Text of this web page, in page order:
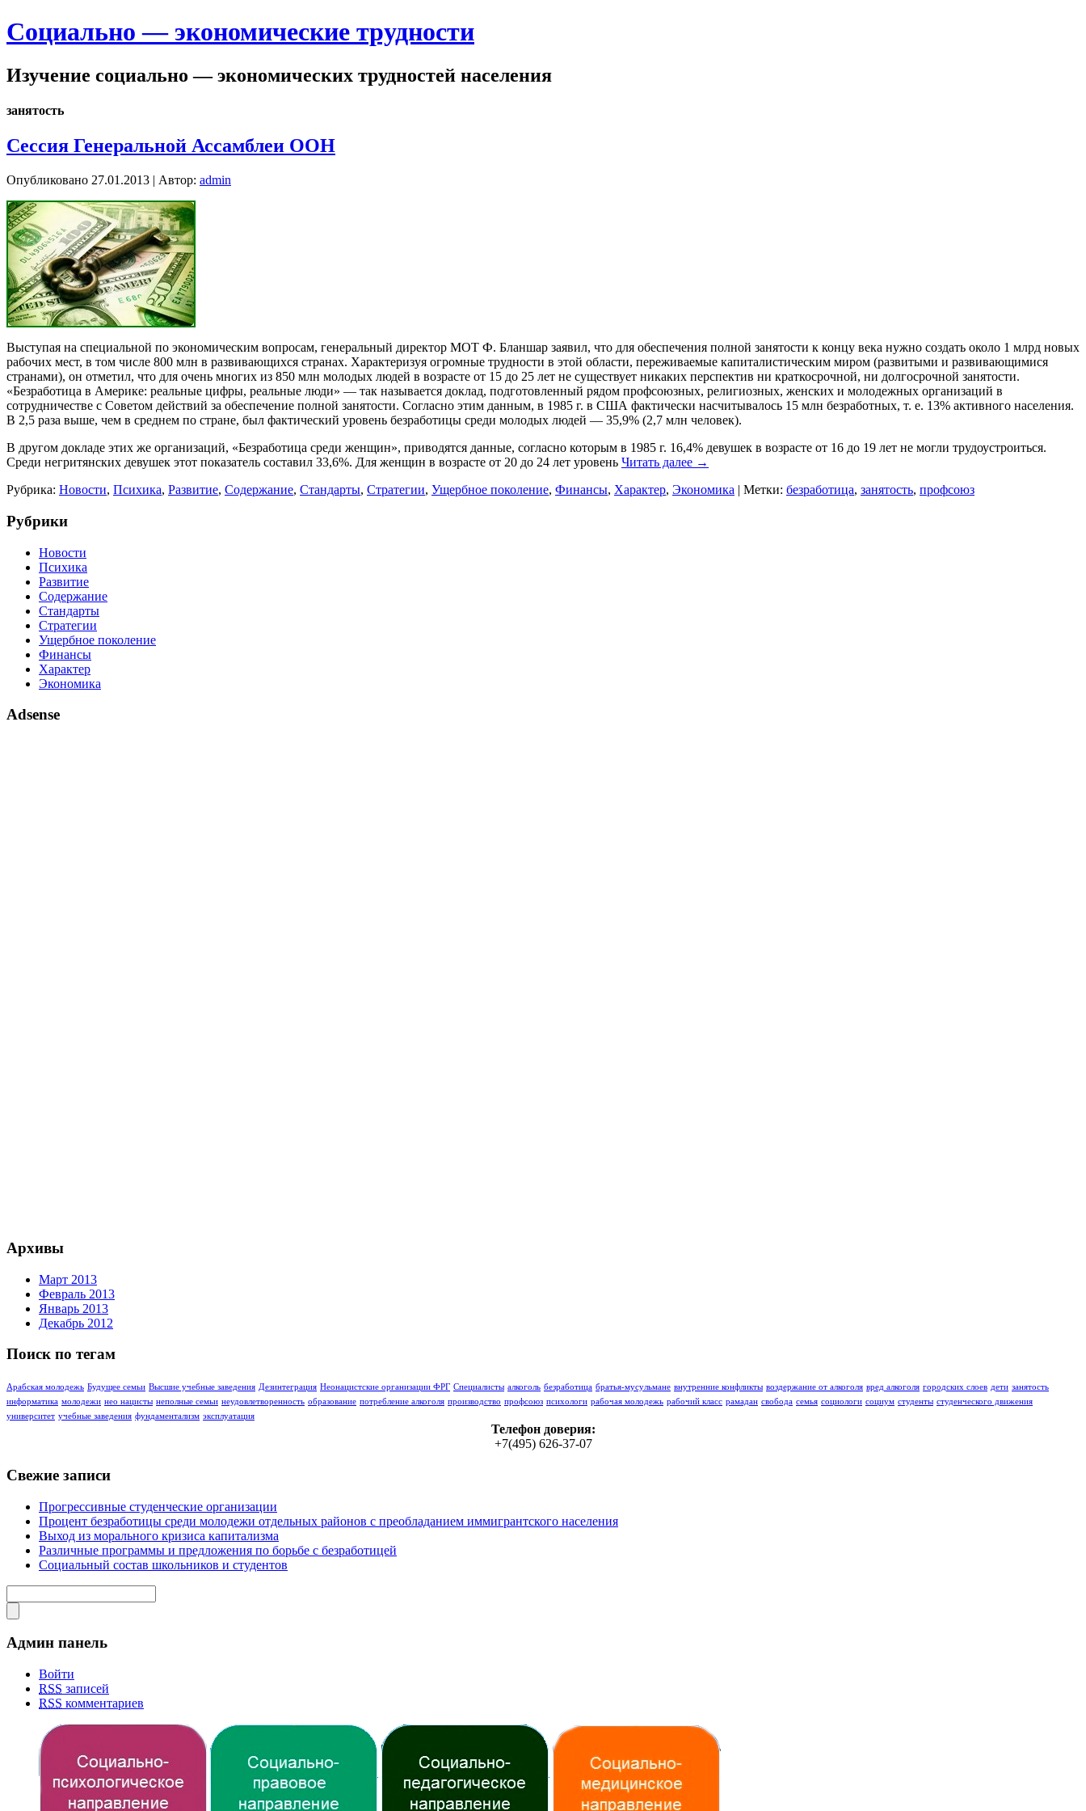
Cоциально — экономические трудности
Изучение социально — экономических трудностей населения
занятость
Сессия Генеральной Ассамблеи ООН
Опубликовано 27.01.2013 | Автор: admin
Выступая на специальной по экономическим вопросам, гене­ральный директор МОТ Ф. Бланшар заявил, что для обеспечения полной занятости к концу века нужно создать около 1 млрд новых
рабочих мест, в том числе 800 млн в развивающихся странах. Ха­рактеризуя огромные трудности в этой области, переживаемые капиталистическим миром (развиты­ми и развивающимися
странами), он отметил, что для очень многих из 850 млн молодых людей в возрасте от 15 до 25 лет не существует никаких перспектив ни краткосрочной, ни долгосрочной занятости.
«Безработица в Америке: реальные цифры, ре­альные люди» — так называется доклад, подготов­ленный рядом профсоюзных, религиозных, женских и молодежных организаций в
сотрудничестве с Советом действий за обеспечение полной занятости. Согласно этим данным, в 1985 г. в США фактиче­ски насчитывалось 15 млн безработных, т. е. 13% активного населения.
В 2,5 раза выше, чем в сред­нем по стране, был фактический уровень безработи­цы среди молодых людей — 35,9% (2,7 млн чело­век).
В другом докладе этих же организаций, «Безра­ботица среди женщин», приводятся данные, соглас­но которым в 1985 г. 16,4% девушек в возрасте от 16 до 19 лет не могли трудоустроиться.
Среди негритянских девушек этот показатель составил 33,6%. Для женщин в возрасте от 20 до 24 лет уровень Читать далее →
Рубрика: Новости, Психика, Развитие, Содержание, Стандарты, Стратегии, Ущербное поколение, Финансы, Характер, Экономика | Метки: безработица, занятость, профсоюз
Рубрики
Новости
Психика
Развитие
Содержание
Стандарты
Стратегии
Ущербное поколение
Финансы
Характер
Экономика
Adsense
Архивы
Март 2013
Февраль 2013
Январь 2013
Декабрь 2012
Поиск по тегам
Арабская молодежь Буду­щее семьи Высшие учебные заведения Дезинтеграция Неонацистские орга­низации ФРГ Специалисты алкоголь безработица братья-мусульмане внутренние конфликты воздержание от алкоголя вред алкоголя городских слоев дети занятость
информатика молодежи нео нацисты неполные семьи неудовлетворенность образование потребление алкоголя производство профсоюз психологи рабочая молодежь рабочий класс рамадан свобода семья социологи социум студенты студенческого движения
университет учебные заведения фундаментализм эксплуатация
Телефон доверия:
+7(495) 626-37-07
Свежие записи
Прогрессивные студенческие организации
Процент безработицы среди молодежи отдельных районов с преобладанием иммигрантско­го населения
Выход из морального кризиса капитализма
Различные программы и предло­жения по борьбе с безработицей
Социальный состав школьников и студентов
Админ панель
Войти
RSS записей
RSS комментариев